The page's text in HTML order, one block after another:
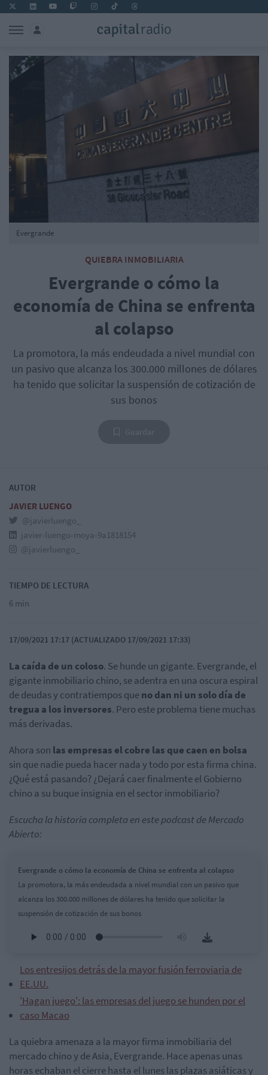
QUIEBRA INMOBILIARIA
Evergrande o cómo la
economía de China se enfrenta
al colapso
La promotora, la más endeudada a nivel mundial con
un pasivo que alcanza los 300.000 millones de dólares
ha tenido que solicitar la suspensión de cotización de
sus bonos
Evergrande
AUTOR
JAVIER LUENGO
@javierluengo_
javier-luengo-moya-9a1818154
@javierluengo_
TIEMPO DE LECTURA
6 min
17/09/2021 17:17 (ACTUALIZADO 17/09/2021 17:33)
La caída de un coloso. Se hunde un gigante. Evergrande, el
gigante inmobiliario chino, se adentra en una oscura espiral
de deudas y contratiempos queno dan ni un solo día de
tregua a los inversores. Pero este problema tiene muchas
más derivadas.
Ahora son las empresas el cobre las que caen en bolsa
sin que nadie pueda hacer nada y todo por esta firma china.
¿Qué está pasando? ¿Dejará caer finalmente el Gobierno
chino a su buque insignia en el sector inmobiliario?
Escucha la historia completa en este podcast de Mercado
Abierto:
Evergrande o cómo la economía de China se enfrenta al colapso
La promotora, la más endeudada a nivel mundial con un pasivo que
alcanza los 300.000 millones de dólares ha tenido que solicitar la
suspensión de cotización de sus bonos
Los entresijos detrás de la mayor fusión ferroviaria de
EE.UU.
'Hagan juego': las empresas del juego se hunden por el
caso Macao
La quiebra amenaza a la mayor firma inmobiliaria del
mercado chino y de Asia, Evergrande. Hace apenas unas
horas echaban el cierre hasta el lunes las plazas asiáticas y